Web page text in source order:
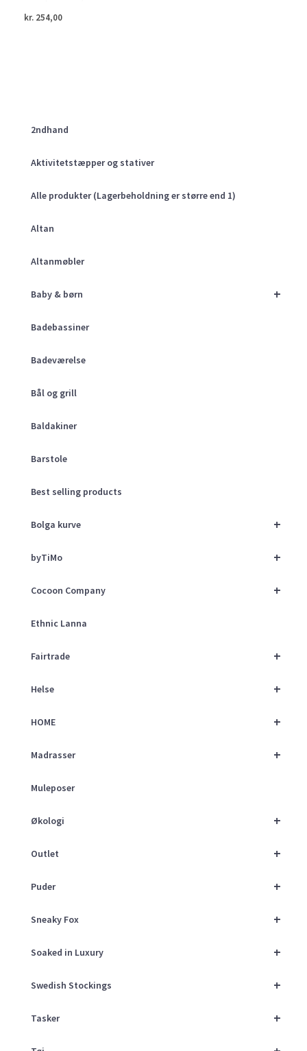
2ndhand
Aktivitetstæpper og stativer
Alle produkter (Lagerbeholdning er større end 1)
Altan
Altanmøbler
+
Baby & børn
Badebassiner
Badeværelse
Bål og grill
Baldakiner
Barstole
Best selling products
+
Bolga kurve
+
byTiMo
+
Cocoon Company
Ethnic Lanna
+
Fairtrade
+
Helse
+
HOME
+
Madrasser
Muleposer
+
Økologi
+
Outlet
+
Puder
+
Sneaky Fox
+
Soaked in Luxury
+
Swedish Stockings
+
Tasker
kr. 254,00